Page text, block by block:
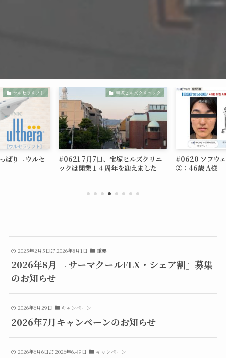
ウルセラリフト
ぱり『ウルセ
宝塚ヒルズクリニック
#0621 7月7日、宝塚ヒルズクリニ
ックは開業１４周年を迎えました
#0620 ソフウ
②：46歳 A様
2025年2月5日 2026年8月1日 重要
2026年8月 『サーマクールFLX・シェア割』募集
のお知らせ
2026年6月29日 キャンペーン
2026年7月キャンペーンのお知らせ
2026年6月6日 2026年6月9日 キャンペーン